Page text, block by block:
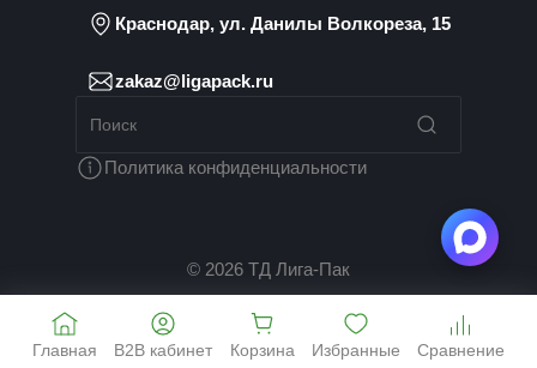
Краснодар, ул. Данилы Волкореза, 15
zakaz@ligapack.ru
Политика конфиденциальности
© 2026 ТД Лига-Пак
Главная B2B кабинет Корзина Избранные Сравнение